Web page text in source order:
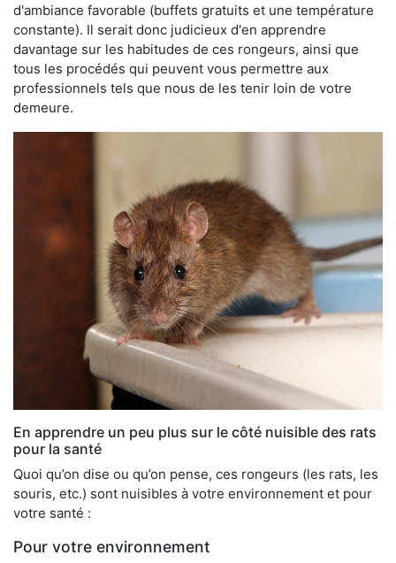
d'ambiance favorable (buffets gratuits et une température
constante). Il serait donc judicieux d'en apprendre
davantage sur les habitudes de ces rongeurs, ainsi que
tous les procédés qui peuvent vous permettre aux
professionnels tels que nous de les tenir loin de votre
demeure.
En apprendre un peu plus sur le côté nuisible des rats
pour la santé
Quoi qu’on dise ou qu’on pense, ces rongeurs (les rats, les
souris, etc.) sont nuisibles à votre environnement et pour
votre santé :
Pour votre environnement